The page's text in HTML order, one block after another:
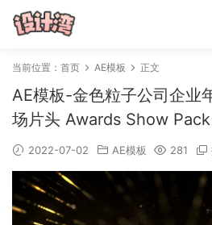
当前位置： 首页 AE模板 正文
AE模板-金色粒子公司企业
场片头 Awards Show Pack
2022-07-02 AE模板 281